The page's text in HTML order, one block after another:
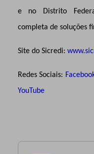
e no Distrito
completa de soluções
Site do Sicredi:
Redes Sociais:
YouTube